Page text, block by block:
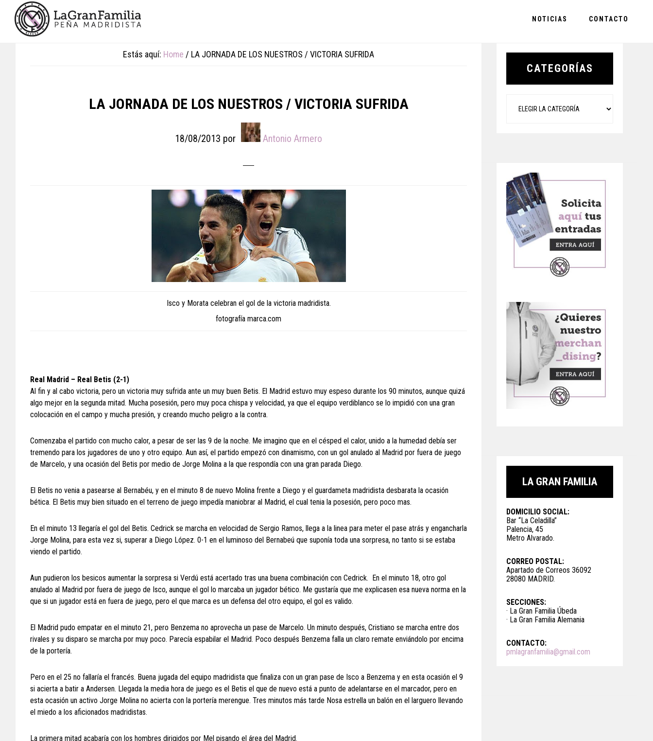
primary
footer
NOTICIAS CONTACTO
Estás aquí: Home / LA JORNADA DE LOS NUESTROS / VICTORIA SUFRIDA
LA JORNADA DE LOS NUESTROS / VICTORIA SUFRIDA
18/08/2013 por Antonio Armero
Isco y Morata celebran el gol de la victoria madridista.
fotografía marca.com
Real Madrid – Real Betis (2-1)
Al fin y al cabo victoria, pero un victoria muy sufrida ante un muy buen Betis. El Madrid estuvo muy espeso durante los 90 minutos, aunque quizá
algo mejor en la segunda mitad. Mucha posesión, pero muy poca chispa y velocidad, ya que el equipo verdiblanco se lo impidió con una gran
colocación en el campo y mucha presión, y creando mucho peligro a la contra.
Comenzaba el partido con mucho calor, a pesar de ser las 9 de la noche. Me imagino que en el césped el calor, unido a la humedad debía ser
tremendo para los jugadores de uno y otro equipo. Aun así, el partido empezó con dinamismo, con un gol anulado al Madrid por fuera de juego
de Marcelo, y una ocasión del Betis por medio de Jorge Molina a la que respondía con una gran parada Diego.
El Betis no venia a pasearse al Bernabéu, y en el minuto 8 de nuevo Molina frente a Diego y el guardameta madridista desbarata la ocasión
bética. El Betis muy bien situado en el terreno de juego impedía maniobrar al Madrid, el cual tenia la posesión, pero poco mas.
En el minuto 13 llegaría el gol del Betis. Cedrick se marcha en velocidad de Sergio Ramos, llega a la linea para meter el pase atrás y engancharla
Jorge Molina, para esta vez si, superar a Diego López. 0-1 en el luminoso del Bernabeú que suponía toda una sorpresa, no tanto si se estaba
viendo el partido.
Aun pudieron los besicos aumentar la sorpresa si Verdú está acertado tras una buena combinación con Cedrick. En el minuto 18, otro gol
anulado al Madrid por fuera de juego de Isco, aunque el gol lo marcaba un jugador bético. Me gustaría que me explicasen esa nueva norma en la
que si un jugador está en fuera de juego, pero el que marca es un defensa del otro equipo, el gol es valido.
El Madrid pudo empatar en el minuto 21, pero Benzema no aprovecha un pase de Marcelo. Un minuto después, Cristiano se marcha entre dos
rivales y su disparo se marcha por muy poco. Parecía espabilar el Madrid. Poco después Benzema falla un claro remate enviándolo por encima
de la portería.
Pero en el 25 no fallaría el francés. Buena jugada del equipo madridista que finaliza con un gran pase de Isco a Benzema y en esta ocasión el 9
si acierta a batir a Andersen. Llegada la media hora de juego es el Betis el que de nuevo está a punto de adelantarse en el marcador, pero en
esta ocasión un activo Jorge Molina no acierta con la portería merengue. Tres minutos más tarde Nosa estrella un balón en el larguero llevando
el miedo a los aficionados madridistas.
La primera mitad acabaría con los hombres dirigidos por Mel pisando el área del Madrid.
Primary
CATEGORÍAS
LA GRAN FAMILIA
DOMICILIO SOCIAL:
Bar “La Celadilla”
Palencia, 45
Metro Alvarado.
CORREO POSTAL:
Apartado de Correos 36092
28080 MADRID.
SECCIONES:
· La Gran Familia Úbeda
· La Gran Familia Alemania
CONTACTO:
pmlagranfamilia@gmail.com